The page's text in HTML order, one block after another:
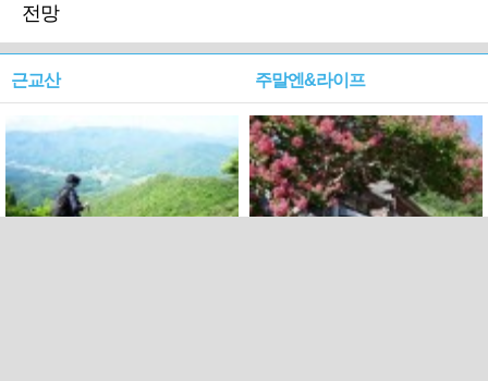
전망
근교산 주말엔&라이프